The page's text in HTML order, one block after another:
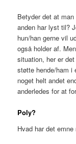
Betyder det at
anden har lyst til?
hun/han gerne vil
også holder af.
situation, her er
støtte hende/ham i
noget helt andet
anderledes for at
Poly?
Hvad har det